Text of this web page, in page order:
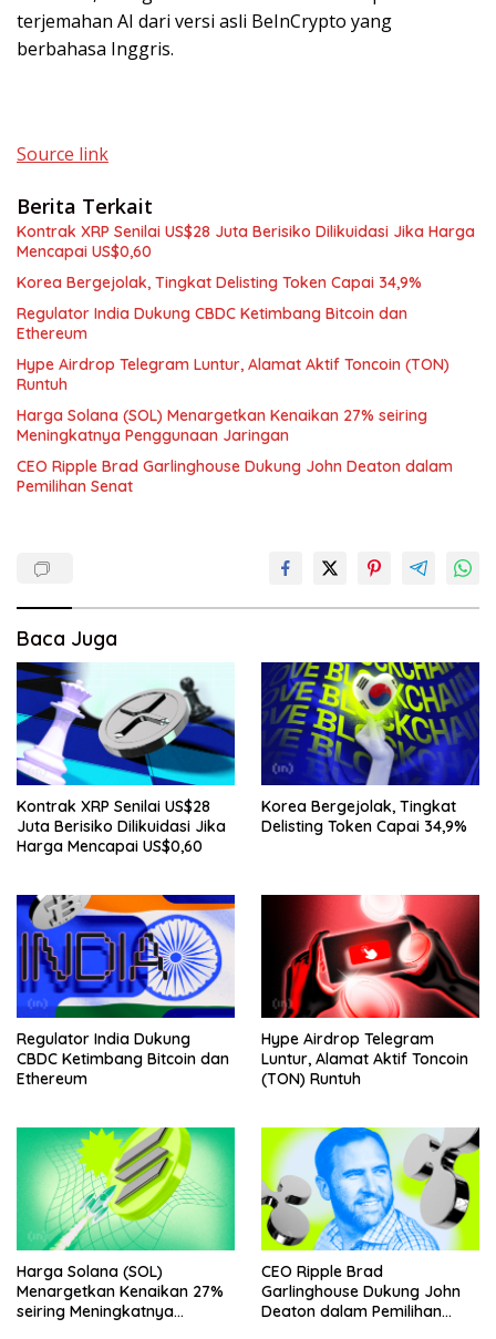
terjemahan AI dari versi asli BeInCrypto yang
berbahasa Inggris.
Source link
Berita Terkait
Kontrak XRP Senilai US$28 Juta Berisiko Dilikuidasi Jika Harga
Mencapai US$0,60
Korea Bergejolak, Tingkat Delisting Token Capai 34,9%
Regulator India Dukung CBDC Ketimbang Bitcoin dan
Ethereum
Hype Airdrop Telegram Luntur, Alamat Aktif Toncoin (TON)
Runtuh
Harga Solana (SOL) Menargetkan Kenaikan 27% seiring
Meningkatnya Penggunaan Jaringan
CEO Ripple Brad Garlinghouse Dukung John Deaton dalam
Pemilihan Senat
Baca Juga
Kontrak XRP Senilai US$28
Juta Berisiko Dilikuidasi Jika
Harga Mencapai US$0,60
Korea Bergejolak, Tingkat
Delisting Token Capai 34,9%
Regulator India Dukung
CBDC Ketimbang Bitcoin dan
Ethereum
Hype Airdrop Telegram
Luntur, Alamat Aktif Toncoin
(TON) Runtuh
Harga Solana (SOL)
Menargetkan Kenaikan 27%
seiring Meningkatnya
CEO Ripple Brad
Garlinghouse Dukung John
Deaton dalam Pemilihan